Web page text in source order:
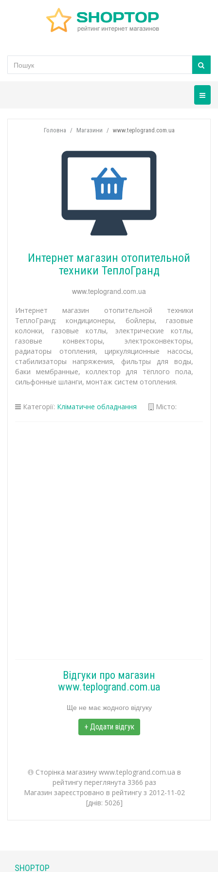
Головна Магазини www.teplogrand.com.ua
Интернет магазин отопительной
техники ТеплоГранд
www.teplogrand.com.ua
Интернет магазин отопительной техники
ТеплоГранд: кондиционеры, бойлеры, газовые
колонки, газовые котлы, электрические котлы,
газовые конвекторы, электроконвекторы,
радиаторы отопления, циркуляционные насосы,
стабилизаторы напряжения, фильтры для воды,
баки мембранные, коллектор для тёплого пола,
сильфонные шланги, монтаж систем отопления.
Категорії: Кліматичне обладнання Місто:
Відгуки про магазин
www.teplogrand.com.ua
Ще не має жодного відгуку
+ Додати відгук
Сторінка магазину www.teplogrand.com.ua в
рейтингу переглянута 3366 раз
Магазин зареєстровано в рейтингу з 2012-11-02
[днів: 5026]
SHOPTOP